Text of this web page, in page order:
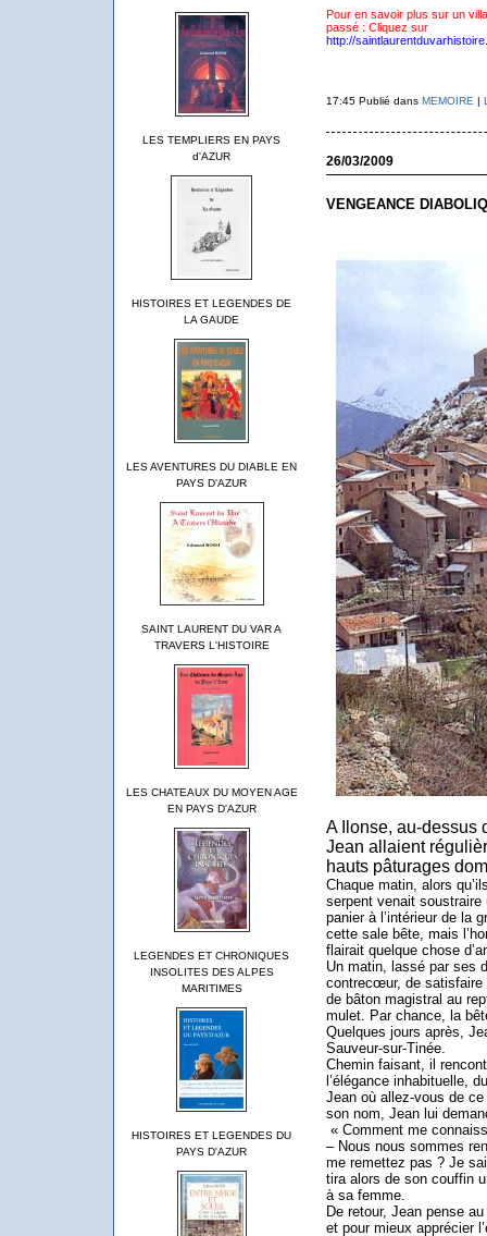
LES TEMPLIERS EN PAYS
d'AZUR
HISTOIRES ET LEGENDES DE
LA GAUDE
LES AVENTURES DU DIABLE EN
PAYS D'AZUR
SAINT LAURENT DU VAR A
TRAVERS L'HISTOIRE
LES CHATEAUX DU MOYEN AGE
EN PAYS D'AZUR
LEGENDES ET CHRONIQUES
INSOLITES DES ALPES
MARITIMES
HISTOIRES ET LEGENDES DU
PAYS D'AZUR
Pour en savoir plus sur un
passé : Cliquez sur
http://
17:45 Publié dans MEMOIRE |
26/03/2009
VENGEANCE
A Ilonse, au-dessus
Jean allaient
hauts pâturages
Chaque matin, alors
serpent venait soustraire
panier à l’intérieur de la
cette sale bête, mais
flairait quelque chose
Un matin, lassé par ses
contrecœur, de satisfaire
de bâton magistral au
mulet. Par chance, la
Quelques jours après,
Sauveur-sur-Tinée.
Chemin faisant, il
l’élégance inhabituelle,
Jean où allez-vous de
son nom, Jean lui
« Comment me
– Nous nous sommes
me remettez pas ? Je
tira alors de son couffin
à sa femme.
De retour, Jean pense
et pour mieux apprécier